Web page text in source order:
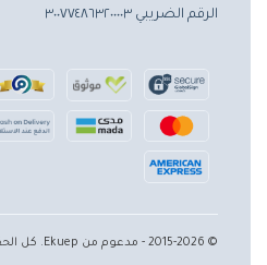
الرقم الضريبي ٣٠٠٧٧٤٨٦٣٢٠٠٠٠٣
© 2015-2026 - مدعوم من Ekuep. كل الحقوق محفوظة